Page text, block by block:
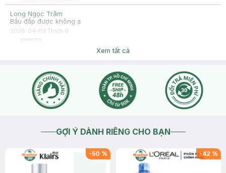
Long Ngọc Trâm
Bầu đắp được không ạ
2026-04-03 Thích 0
Dạ trong giai đoạn mang thai hoặc đang cho con bú, bạn nên
cả mẹ và bé, bạn nên lựa chọn các loại mỹ phẩm chăm sóc
da lành tính cũng như tham khảo ý kiến của các chuyên gia
hoặc bác sĩ trước khi sử dụng nhé.
2026-04-03Thích
Xem tất cả
GỢI Ý DÀNH RIÊNG CHO BẠN
-50 % -42 %